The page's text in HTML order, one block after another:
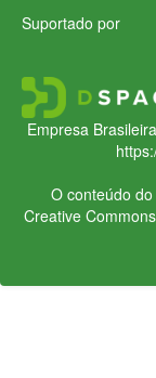
Suportado por
Empresa
O conteúdo
Creative Commons